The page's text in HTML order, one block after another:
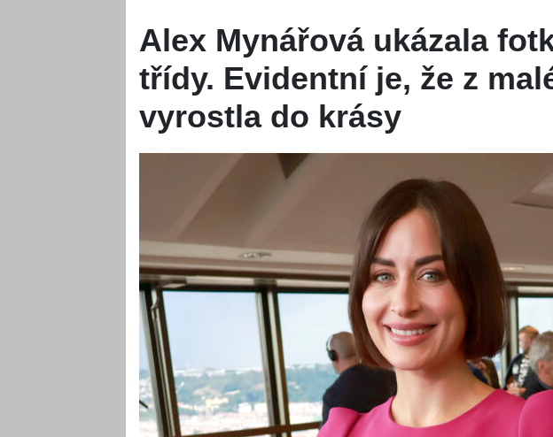
Alex Mynářová ukázala
třídy. Evidentní je, že z
vyrostla do krásy